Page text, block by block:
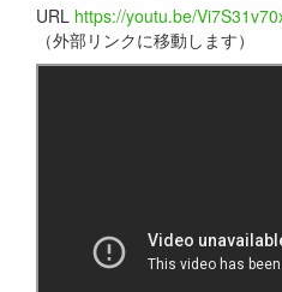
URL https://youtu.be/
（外部リンクに移動します）